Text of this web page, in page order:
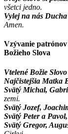
všetci jedno.
Vylej na nás
Amen.
Vzývanie patrónov
Božieho Slova
Vtelené Božie Slovo
Najčistejšia Matka
Svätý Michal,
zemi.
Svätý Jozef,
Svätý Peter a
Svätý Gregor,